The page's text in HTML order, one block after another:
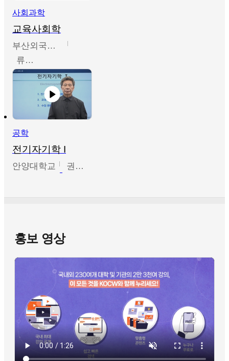
사회과학
교육사회학
부산외국어대학교
류영철
공학
전기자기학 I
안양대학교 권원현
홍보 영상